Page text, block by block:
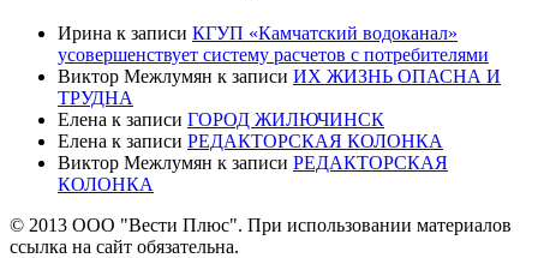
Ирина к записи КГУП «Камчатский водоканал»
усовершенствует систему расчетов с потребителями
Виктор Межлумян к записи ИХ ЖИЗНЬ ОПАСНА И
ТРУДНА
Елена к записи ГОРОД ЖИЛЮЧИНСК
Елена к записи РЕДАКТОРСКАЯ КОЛОНКА
Виктор Межлумян к записи РЕДАКТОРСКАЯ
КОЛОНКА
© 2013 ООО "Вести Плюс". При использовании материалов
ссылка на сайт обязательна.